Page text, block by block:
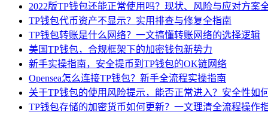
2022版TP钱包还能正常使用吗？现状、风险与应对方案
TP钱包代币资产不显示？实用排查与修复全指南
TP钱包转账是什么网络？一文搞懂转账网络的选择逻辑
美国TP钱包，合规框架下的加密钱包新势力
新手实操指南，安全提币到TP钱包的OK链网络
Opensea怎么连接TP钱包？新手全流程实操指南
关于TP钱包的使用风险提示，能否正常进入？安全性如何
TP钱包存储的加密货币如何更新？一文理清全流程操作